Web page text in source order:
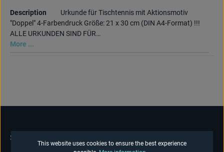
Description
Urkunde für Tischtennis mit Aktionsmotiv
"Doppel" 4-Farbendruck Größe: 21 x 30 cm (DIN A4-Format) !!!
ALLE URKUNDEN SIND FÜR…
More ...
SERVICE HOTLINE
This website uses cookies to ensure the best experience